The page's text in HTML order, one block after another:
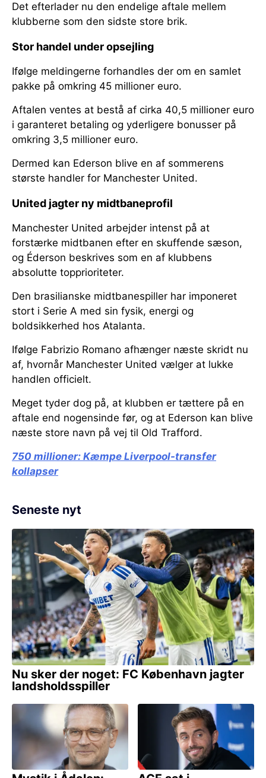
Det efterlader nu den endelige aftale mellem
klubberne som den sidste store brik.
Stor handel under opsejling
Ifølge meldingerne forhandles der om en samlet
pakke på omkring 45 millioner euro.
Aftalen ventes at bestå af cirka 40,5 millioner euro
i garanteret betaling og yderligere bonusser på
omkring 3,5 millioner euro.
Dermed kan Ederson blive en af sommerens
største handler for Manchester United.
United jagter ny midtbaneprofil
Manchester United arbejder intenst på at
forstærke midtbanen efter en skuffende sæson,
og Éderson beskrives som en af klubbens
absolutte topprioriteter.
Den brasilianske midtbanespiller har imponeret
stort i Serie A med sin fysik, energi og
boldsikkerhed hos Atalanta.
Ifølge Fabrizio Romano afhænger næste skridt nu
af, hvornår Manchester United vælger at lukke
handlen officielt.
Meget tyder dog på, at klubben er tættere på en
aftale end nogensinde før, og at Ederson kan blive
næste store navn på vej til Old Trafford.
750 millioner: Kæmpe Liverpool-transfer
kollapser
Seneste nyt